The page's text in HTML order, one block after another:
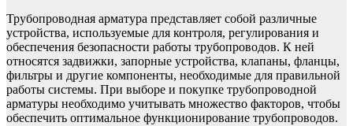
Трубопроводная арматура представляет собой различные
устройства, используемые для контроля, регулирования и
обеспечения безопасности работы трубопроводов. К ней
относятся задвижки, запорные устройства, клапаны, фланцы,
фильтры и другие компоненты, необходимые для правильной
работы системы. При выборе и покупке трубопроводной
арматуры необходимо учитывать множество факторов, чтобы
обеспечить оптимальное функционирование трубопроводов.